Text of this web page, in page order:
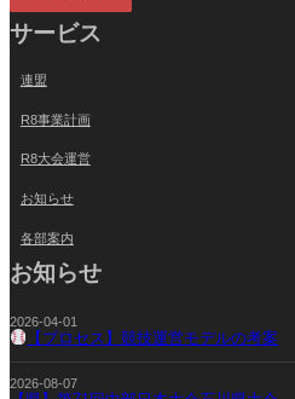
サービス
連盟
R8事業計画
R8大会運営
お知らせ
各部案内
お知らせ
2026-04-01
【プロセス】競技運営モデルの考案
2026-08-07